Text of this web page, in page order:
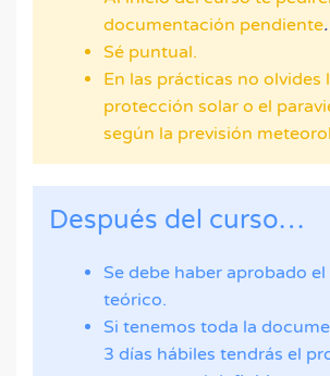
documentación pendiente.
Sé puntual.
En las prácticas no olvides
protección solar o el
según la previsión
Después del curso…
Se debe haber aprobado
teórico.
Si tenemos toda la
3 días hábiles tendrás el